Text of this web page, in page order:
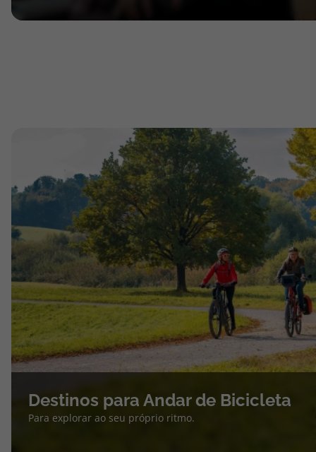
Destinos para Andar de Bicicleta
Para explorar ao seu próprio ritmo.